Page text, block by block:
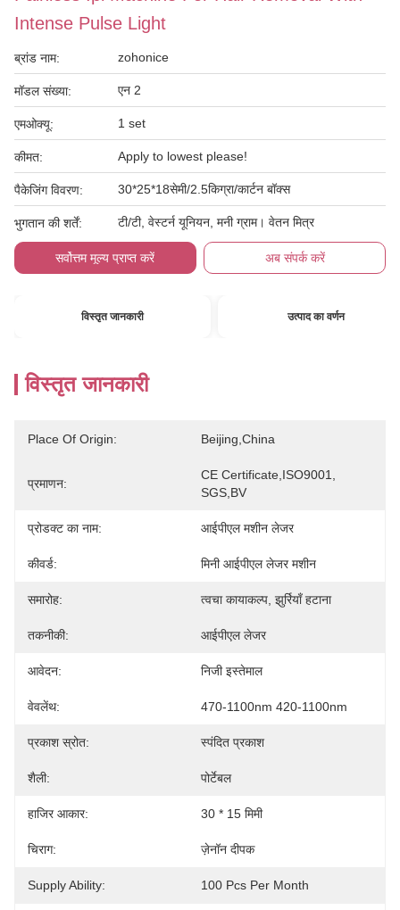
Intense Pulse Light
ब्रांड नाम: zohonice
मॉडल संख्या: एन 2
एमओक्यू: 1 set
कीमत: Apply to lowest please!
पैकेजिंग विवरण: 30*25*18सेमी/2.5किग्रा/कार्टन बॉक्स
भुगतान की शर्तें: टी/टी, वेस्टर्न यूनियन, मनी ग्राम। वेतन मित्र
सर्वोत्तम मूल्य प्राप्त करें अब संपर्क करें
विस्तृत जानकारी उत्पाद का वर्णन
विस्तृत जानकारी
Place Of Origin: Beijing,China
प्रमाणन:
CE Certificate,ISO9001,
SGS,BV
प्रोडक्ट का नाम: आईपीएल मशीन लेजर
कीवर्ड: मिनी आईपीएल लेजर मशीन
समारोह: त्वचा कायाकल्प, झुर्रियाँ हटाना
तकनीकी: आईपीएल लेजर
आवेदन: निजी इस्तेमाल
वेवलेंथ: 470-1100nm 420-1100nm
प्रकाश स्रोत: स्पंदित प्रकाश
शैली: पोर्टेबल
हाजिर आकार: 30 * 15 मिमी
चिराग: ज़ेनॉन दीपक
Supply Ability: 100 Pcs Per Month